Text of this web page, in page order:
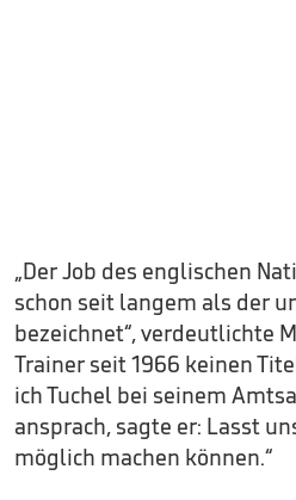
„Der Job des englischen
schon seit langem als der
bezeichnet“, verdeutlichte
Trainer seit 1966 keinen
ich Tuchel bei seinem
ansprach, sagte er: Lasst
möglich machen können.“